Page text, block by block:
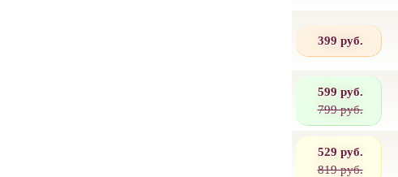
399 руб.
599 руб.
799 руб.
529 руб.
819 руб.